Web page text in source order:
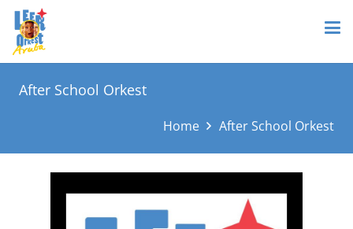
After School Orkest
Home After School Orkest